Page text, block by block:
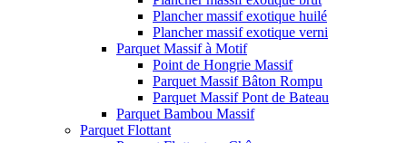
Plancher massif exotique huilé
Plancher massif exotique verni
Parquet Massif à Motif
Point de Hongrie Massif
Parquet Massif Bâton Rompu
Parquet Massif Pont de Bateau
Parquet Bambou Massif
Parquet Flottant